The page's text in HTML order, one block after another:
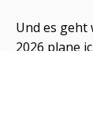
Und es geht
2026 plane